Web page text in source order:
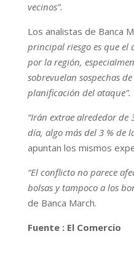
vecinos”.
Los analistas de Banca
principal riesgo es que el
por la región,
sobrevuelan sospechas
planificación del ataque”.
“Irán extrae alrededor
día, algo más del 3 % de
apuntan los mismos
“El conflicto no parece
bolsas y tampoco a los
de Banca March.
Fuente : El Comercio